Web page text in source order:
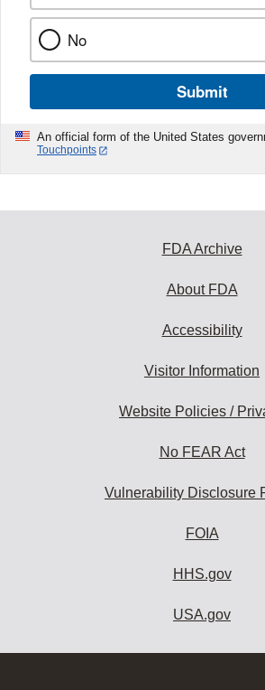
No
Submit
An official form of the United States
Touchpoints
FDA Archive
About FDA
Accessibility
Visitor Information
Website Policies /
No FEAR Act
Vulnerability Disclosure
FOIA
HHS.gov
USA.gov